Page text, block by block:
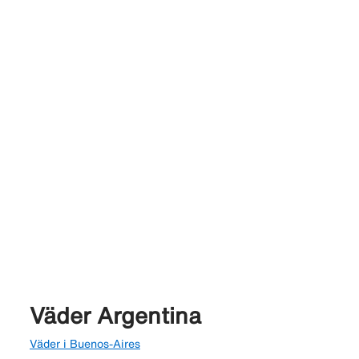
Väder Argentina
Väder i Buenos-Aires